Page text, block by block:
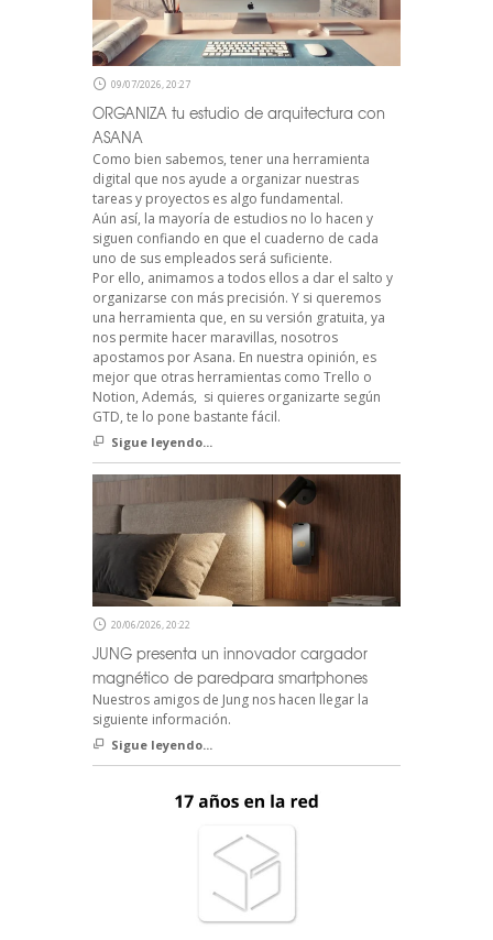
09/07/2026, 20:27
ORGANIZA tu estudio de arquitectura con
ASANA
Como bien sabemos, tener una herramienta
digital que nos ayude a organizar nuestras
tareas y proyectos es algo fundamental.
Aún así, la mayoría de estudios no lo hacen y
siguen confiando en que el cuaderno de cada
uno de sus empleados será suficiente.
Por ello, animamos a todos ellos a dar el salto y
organizarse con más precisión. Y si queremos
una herramienta que, en su versión gratuita, ya
nos permite hacer maravillas, nosotros
apostamos por Asana. En nuestra opinión, es
mejor que otras herramientas como Trello o
Notion, Además, si quieres organizarte según
GTD, te lo pone bastante fácil.
Sigue leyendo...
20/06/2026, 20:22
JUNG presenta un innovador cargador
magnético de paredpara smartphones
Nuestros amigos de Jung nos hacen llegar la
siguiente información.
Sigue leyendo...